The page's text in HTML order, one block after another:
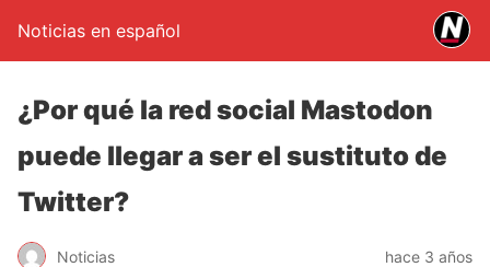
Noticias en español
¿Por qué la red social Mastodon
puede llegar a ser el sustituto de
Twitter?
Noticias hace 3 años